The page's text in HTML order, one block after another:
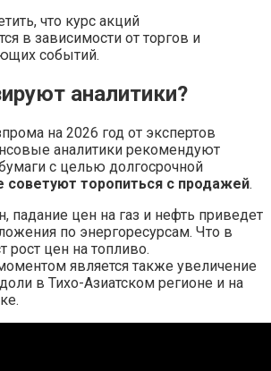
что курс акций
в зависимости от торгов и
событий.
аналитики?
на 2026 год от экспертов
аналитики рекомендуют
с целью долгосрочной
советуют торопиться с продажей.
падание цен на газ и нефть приведет
по энергоресурсам. Что в
рост цен на топливо.
является также увеличение
в Тихо-Азиатском регионе и на